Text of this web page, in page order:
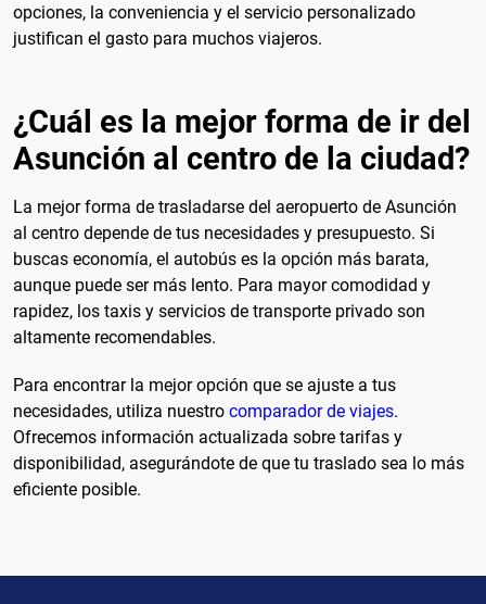
opciones, la conveniencia y el servicio personalizado
justifican el gasto para muchos viajeros.
¿Cuál es la mejor forma de ir del
Asunción al centro de la ciudad?
La mejor forma de trasladarse del aeropuerto de Asunción
al centro depende de tus necesidades y presupuesto. Si
buscas economía, el autobús es la opción más barata,
aunque puede ser más lento. Para mayor comodidad y
rapidez, los taxis y servicios de transporte privado son
altamente recomendables.
Para encontrar la mejor opción que se ajuste a tus
necesidades, utiliza nuestro comparador de viajes.
Ofrecemos información actualizada sobre tarifas y
disponibilidad, asegurándote de que tu traslado sea lo más
eficiente posible.